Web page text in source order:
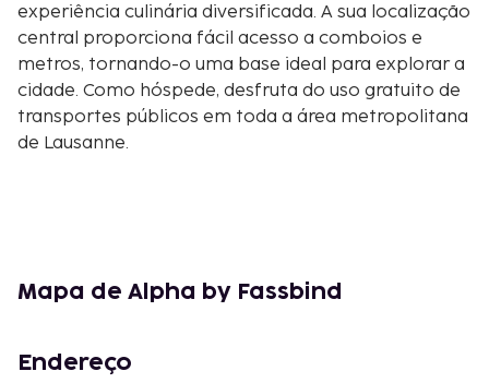
experiência culinária diversificada. A sua localização
central proporciona fácil acesso a comboios e
metros, tornando-o uma base ideal para explorar a
cidade. Como hóspede, desfruta do uso gratuito de
transportes públicos em toda a área metropolitana
de Lausanne.
Mapa de Alpha by Fassbind
Endereço